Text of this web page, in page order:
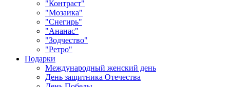
"Контраст"
"Мозаика"
"Снегирь"
"Ананас"
"Зодчество"
"Ретро"
Подарки
Международный женский день
День защитника Отечества